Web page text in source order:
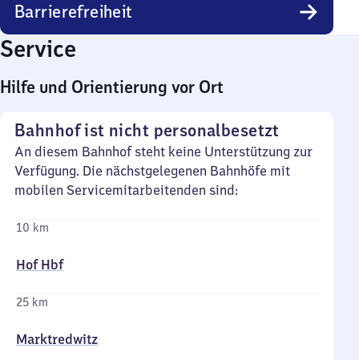
Barrierefreiheit
Service
Hilfe und Orientierung vor Ort
Bahnhof ist nicht personalbesetzt
An diesem Bahnhof steht keine Unterstützung zur
Verfügung. Die nächstgelegenen Bahnhöfe mit
mobilen Servicemitarbeitenden sind:
10 km
Hof Hbf
25 km
Marktredwitz